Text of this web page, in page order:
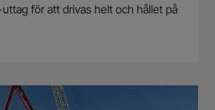
för att drivas helt och hållet på